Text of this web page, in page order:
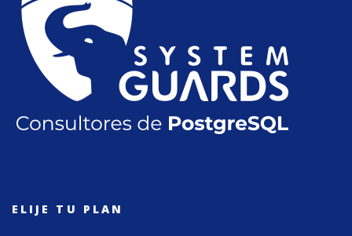
ELIJE TU PLAN